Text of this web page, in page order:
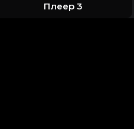
Плеер 3